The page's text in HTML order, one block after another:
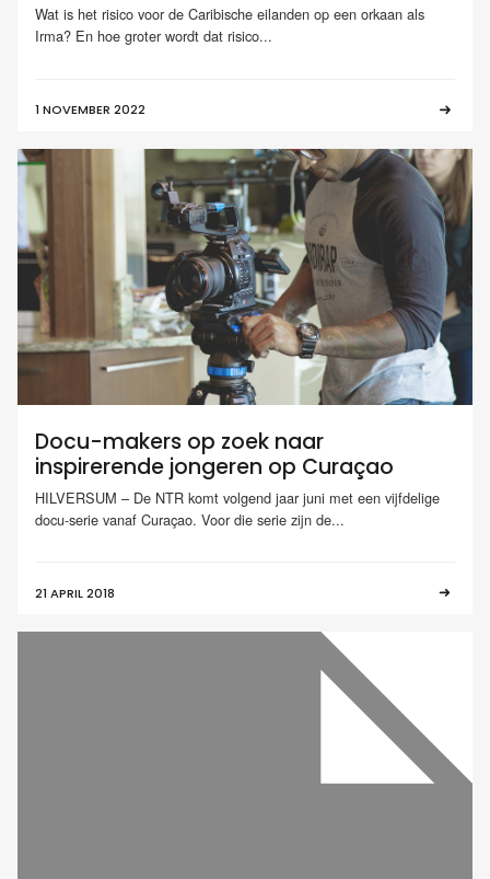
Wat is het risico voor de Caribische eilanden op een orkaan als
Irma? En hoe groter wordt dat risico...
1 NOVEMBER 2022
Docu-makers op zoek naar
inspirerende jongeren op Curaçao
HILVERSUM – De NTR komt volgend jaar juni met een vijfdelige
docu-serie vanaf Curaçao. Voor die serie zijn de...
21 APRIL 2018